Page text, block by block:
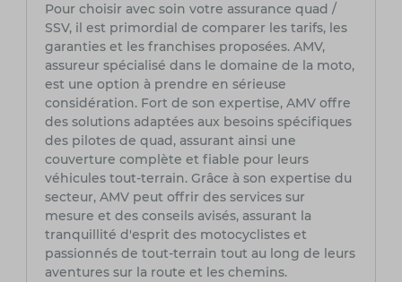
Pour choisir avec soin votre assurance quad /
SSV, il est primordial de comparer les tarifs, les
garanties et les franchises proposées. AMV,
assureur spécialisé dans le domaine de la moto,
est une option à prendre en sérieuse
considération. Fort de son expertise, AMV offre
des solutions adaptées aux besoins spécifiques
des pilotes de quad, assurant ainsi une
couverture complète et fiable pour leurs
véhicules tout-terrain. Grâce à son expertise du
secteur, AMV peut offrir des services sur
mesure et des conseils avisés, assurant la
tranquillité d'esprit des motocyclistes et
passionnés de tout-terrain tout au long de leurs
aventures sur la route et les chemins.